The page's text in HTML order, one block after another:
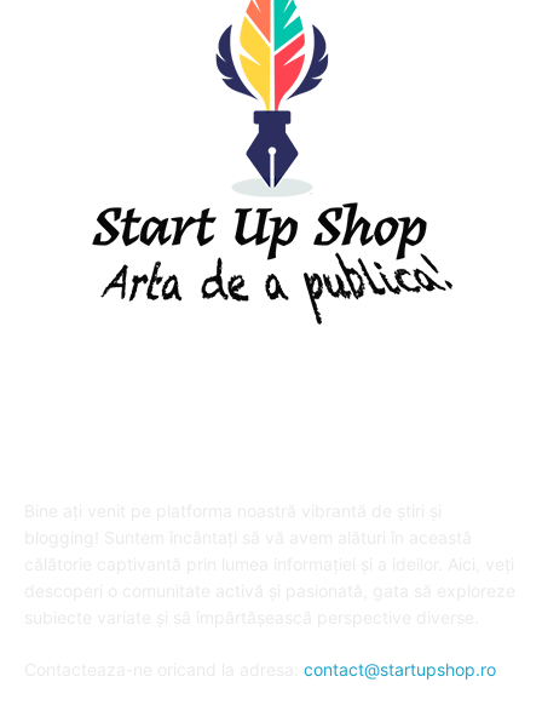
contact@startupshop.ro